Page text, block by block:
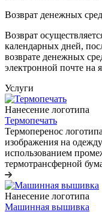
Возврат денежных
Возврат
календарных дней,
возврате денежных
электронной почте на
Услуги
Нанесение логотипа
Термопечать
Термоперенос логотипа
изображения на
использованием
термотрансферной
Нанесение логотипа
Машинная вышивка